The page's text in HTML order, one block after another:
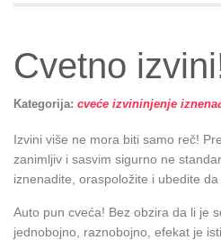
Cvetno
Kategorija: cveće izvininjenje
Izvini više ne mora biti samo reč!
zanimljiv i sasvim sigurno ne
iznenadite, oraspoložite i ubedite
Auto pun cveća! Bez obzira da li je
jednobojno, raznobojno, efekat je